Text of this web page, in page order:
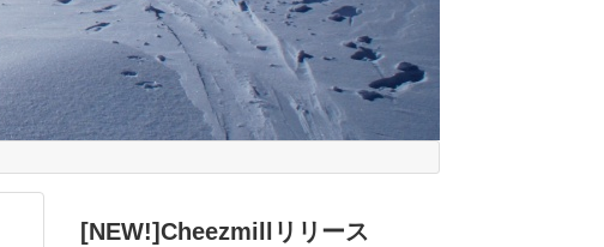
[NEW!]Cheezmillリリース